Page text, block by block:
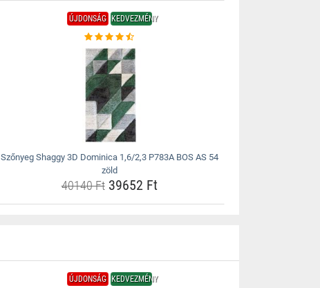
ÚJDONSÁG KEDVEZMÉNY
Szőnyeg Shaggy 3D Dominica 1,6/2,3 P783A BOS AS 54
zöld
40140 Ft39652 Ft
ÚJDONSÁG KEDVEZMÉNY